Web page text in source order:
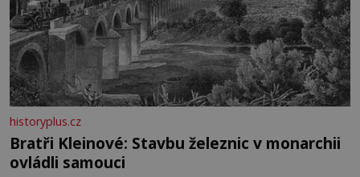
historyplus.cz
Bratři Kleinové: Stavbu železnic v monarchii
ovládli samouci